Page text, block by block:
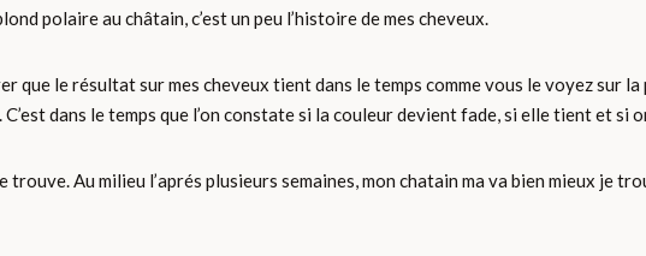
polaire au châtain, c’est un peu l’histoire de mes cheveux.
le résultat sur mes cheveux tient dans le temps comme vous le voyez sur
dans le temps que l’on constate si la couleur devient fade, si elle tient et
Au milieu l’aprés plusieurs semaines, mon chatain ma va bien mieux je